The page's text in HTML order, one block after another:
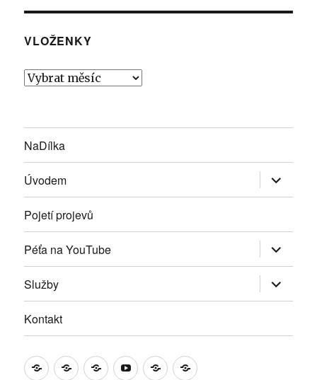
VLOŽENKY
Vloženky
NaDílka
Úvodem Zobrazit
položky
Pojetí projevů
Péťa na YouTube Zobrazit
položky
Služby
Zobrazit
položky
Kontakt
NaDílkaÚvodem
PojetíPéťa SlužbyKontakt